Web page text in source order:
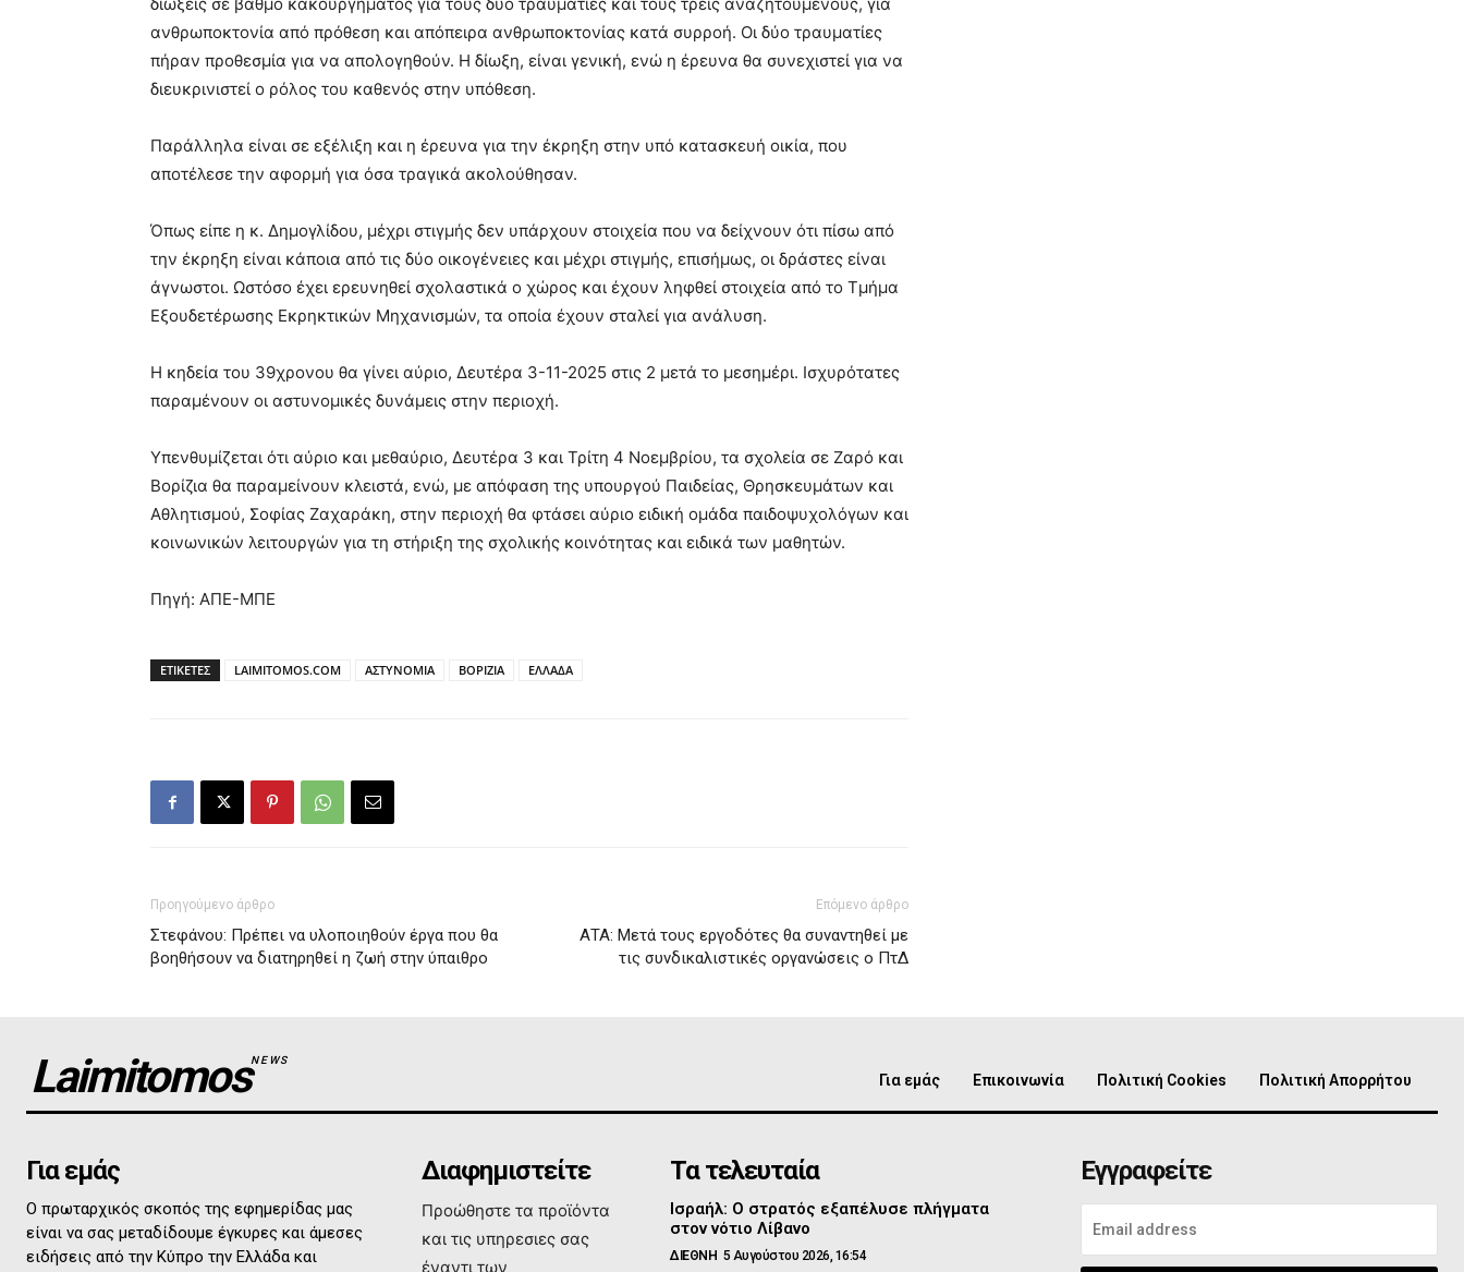
ανθρωποκτονία από πρόθεση και απόπειρα ανθρωποκτονίας κατά συρροή. Οι δύο τραυματίες
πήραν προθεσμία για να απολογηθούν. Η δίωξη, είναι γενική, ενώ η έρευνα θα συνεχιστεί για να
διευκρινιστεί ο ρόλος του καθενός στην υπόθεση.
Παράλληλα είναι σε εξέλιξη και η έρευνα για την έκρηξη στην υπό κατασκευή οικία, που
αποτέλεσε την αφορμή για όσα τραγικά ακολούθησαν.
Όπως είπε η κ. Δημογλίδου, μέχρι στιγμής δεν υπάρχουν στοιχεία που να δείχνουν ότι πίσω από
την έκρηξη είναι κάποια από τις δύο οικογένειες και μέχρι στιγμής, επισήμως, οι δράστες είναι
άγνωστοι. Ωστόσο έχει ερευνηθεί σχολαστικά ο χώρος και έχουν ληφθεί στοιχεία από το Τμήμα
Εξουδετέρωσης Εκρηκτικών Μηχανισμών, τα οποία έχουν σταλεί για ανάλυση.
H κηδεία του 39χρονου θα γίνει αύριο, Δευτέρα 3-11-2025 στις 2 μετά το μεσημέρι. Ισχυρότατες
παραμένουν οι αστυνομικές δυνάμεις στην περιοχή.
Υπενθυμίζεται ότι αύριο και μεθαύριο, Δευτέρα 3 και Τρίτη 4 Νοεμβρίου, τα σχολεία σε Ζαρό και
Βορίζια θα παραμείνουν κλειστά, ενώ, με απόφαση της υπουργού Παιδείας, Θρησκευμάτων και
Αθλητισμού, Σοφίας Ζαχαράκη, στην περιοχή θα φτάσει αύριο ειδική ομάδα παιδοψυχολόγων και
κοινωνικών λειτουργών για τη στήριξη της σχολικής κοινότητας και ειδικά των μαθητών.
Πηγή: ΑΠΕ-ΜΠΕ
ΕΤΙΚΕΤΕΣ LAIMITOMOS.COM ΑΣΤΥΝΟΜΙΑ ΒΟΡΙΖΙΑ ΕΛΛΑΔΑ
Προηγούμενο άρθρο
Στεφάνου: Πρέπει να υλοποιηθούν έργα που θα
βοηθήσουν να διατηρηθεί η ζωή στην ύπαιθρο
Επόμενο άρθρο
ΑΤΑ: Μετά τους εργοδότες θα συναντηθεί με
τις συνδικαλιστικές οργανώσεις ο ΠτΔ
LaimitomosNEWS
Για εμάς Επικοινωνία Πολιτική Cookies Πολιτική Απορρήτου
Για εμάς
Ο πρωταρχικός σκοπός της εφημερίδας μας
είναι να σας μεταδίδουμε έγκυρες και άμεσες
ειδήσεις από την Κύπρο την Ελλάδα και
Διαφημιστείτε
Προώθηστε τα προϊόντα
και τις υπηρεσιες σας
έναντι των
Τα τελευταία
Ισραήλ: Ο στρατός εξαπέλυσε πλήγματα
στον νότιο Λίβανο
ΔΙΕΘΝΗ 5 Αυγούστου 2026, 16:54
Εγγραφείτε